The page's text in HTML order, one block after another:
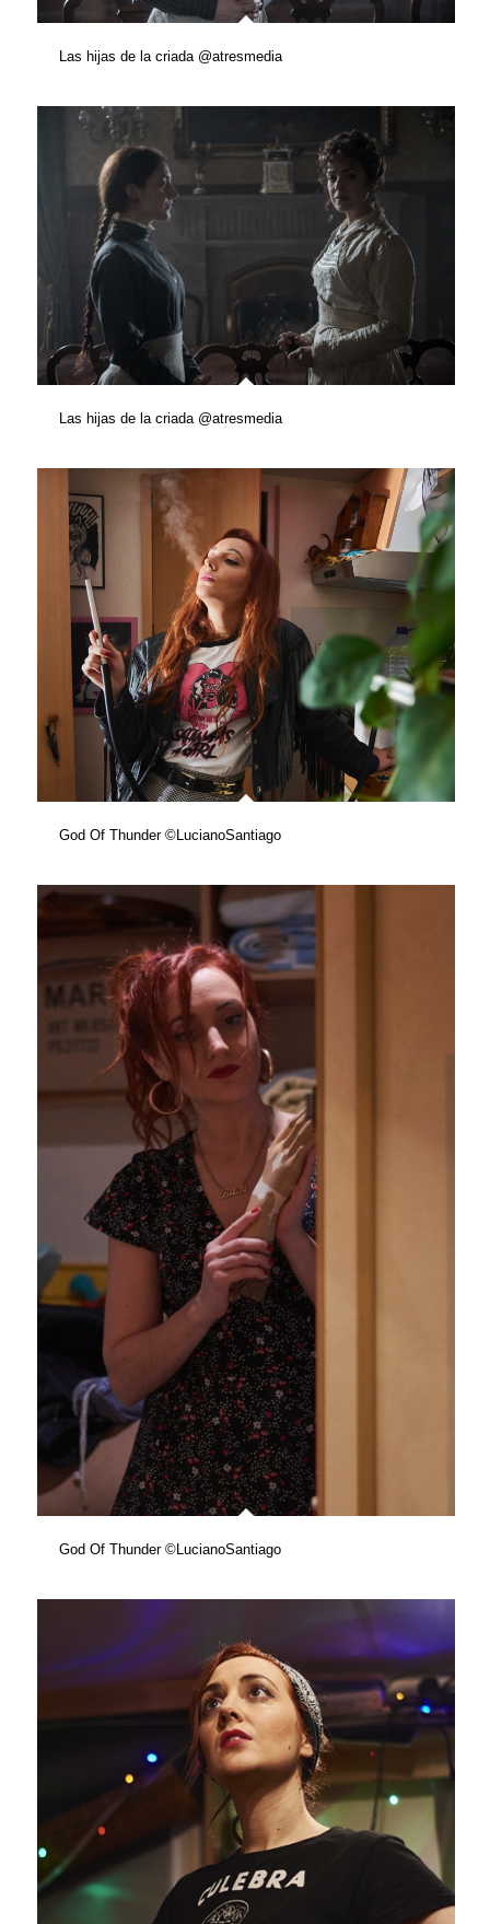
Las hijas de la criada @atresmedia
Las hijas de la criada @atresmedia
God Of Thunder ©LucianoSantiago
God Of Thunder ©LucianoSantiago